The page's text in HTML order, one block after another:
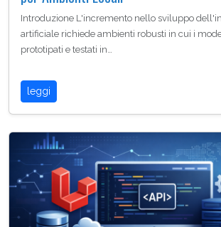
Introduzione L'incremento nello sviluppo
artificiale richiede ambienti robusti in cui i
prototipati e testati in…
leggi